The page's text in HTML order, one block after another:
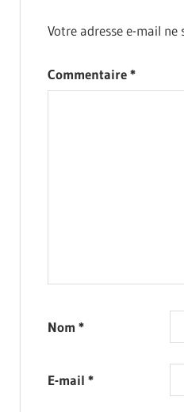
Votre adresse e-mail ne
Commentaire*
Nom *
E-mail *